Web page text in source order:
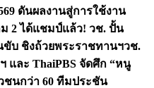
ดันผลงานสู่การใช้งาน
2 ได้แชมป์แล้ว! วช. ปั้น
ขับ ชิงถ้วยพระราชทานฯวช.
และ ThaiPBS จัดศึก “หนู
วชนกว่า 60 ทีมประชัน